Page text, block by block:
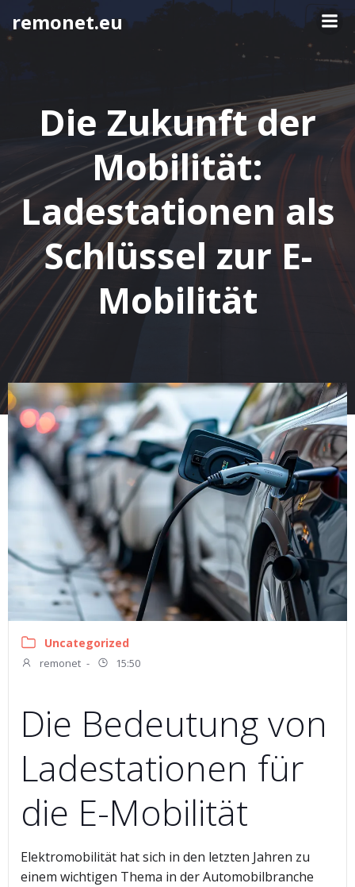
Springe
remonet.eu
Die Zukunft der
Mobilität:
Ladestationen als
Schlüssel zur E-
Mobilität
Uncategorized
remonet - 15:50
Die Bedeutung von
Ladestationen für
die E-Mobilität
Elektromobilität hat sich in den letzten Jahren zu
einem wichtigen Thema in der Automobilbranche